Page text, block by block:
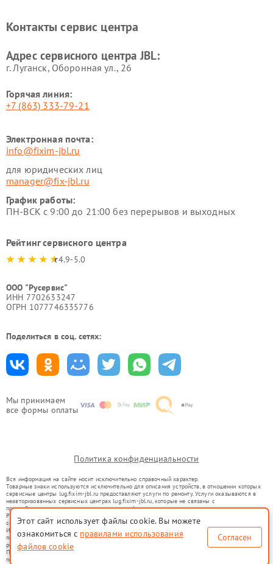
Мы принимаем
все формы оплаты
Контакты сервис центра
Адрес сервисного центра JBL:
г. Луганск, Оборонная ул., 26
Горячая линия:
+7 (863) 333-79-21
Электронная почта:
info@fixim-jbl.ru
для юридических лиц
manager@fix-jbl.ru
График работы:
ПН-ВСК с 9:00 до 21:00 без перерывов и выходных
Рейтинг сервисного центра
4.9-5.0
ООО "Русервис"
ИНН 7702633247
ОГРН 1077746335776
Поделиться в соц. сетях:
Политика конфиденциальности
Вся информация на сайте носит исключительно справочный характер.
Товарные знаки используются исключительно для описания устройств, в отношении которых
сервисные центры lug.fixim-jbl.ru предоставляют услуги по ремонту. Услуги оказываются в
неавторизованных сервисных центрах lug.fixim-jbl.ru, которые не связаны с
правообладателями товарных знаков или их официальными представителями.
Ремонт осуществляется для устройств, уже введенных в гражданский оборот в соответствии
со статьей 1487 ГК РФ.
Использование товарных знаков не преследует цели индивидуализации услуг или введения
потребителей в заблуждение, а служит для информирования о предоставляемых услугах по
ремонту техники указанных брендов.
Представленная на сайте информация не является публичной офертой, определяемой
положениями Статьи 437(2) Гражданского кодекса РФ
Этот сайт использует файлы cookie. Вы можете
ознакомиться с правилами использования
файлов cookie
Согласен